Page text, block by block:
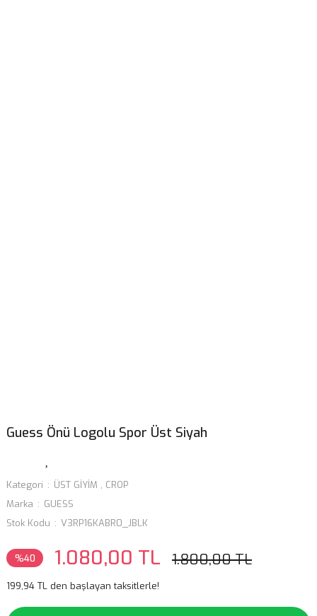
Guess Önü Logolu Spor Üst Siyah
Kategori ÜST GİYİM , CROP
Marka
GUESS
Stok Kodu
V3RP16KABR0_JBLK
%40 1.080,00 TL 1.800,00 TL
199,94 TL den başlayan taksitlerle!